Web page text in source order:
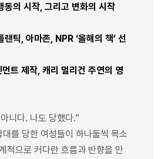
동의 시작, 그리고 변화의 시작
랜틱, 아마존, NPR ‘올해의 책’ 선
트 제작, 캐리 멀리건 주연의 영
니다. 나도 당했다.”
를 당한 여성들이 하나둘씩 목소
적으로 커다란 흐름과 반향을 만